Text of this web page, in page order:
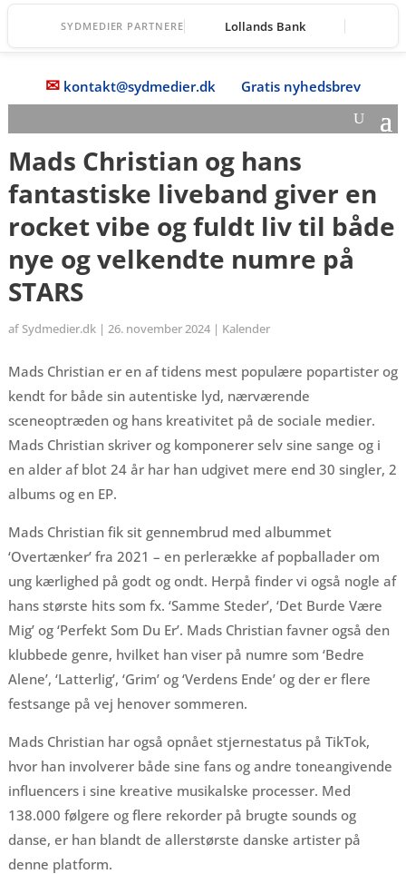
SYDMEDIER PARTNERE Lollands Bank
✉ kontakt@sydmedier.dk Gratis nyhedsbrev
Mads Christian og hans
fantastiske liveband giver en
rocket vibe og fuldt liv til både
nye og velkendte numre på
STARS
af Sydmedier.dk| 26. november 2024| Kalender
Mads Christian er en af tidens mest populære popartister og
kendt for både sin autentiske lyd, nærværende
sceneoptræden og hans kreativitet på de sociale medier.
Mads Christian skriver og komponerer selv sine sange og i
en alder af blot 24 år har han udgivet mere end 30 singler, 2
albums og en EP.
Mads Christian fik sit gennembrud med albummet
‘Overtænker’ fra 2021 – en perlerække af popballader om
ung kærlighed på godt og ondt. Herpå finder vi også nogle af
hans største hits som fx. ‘Samme Steder’, ‘Det Burde Være
Mig’ og ‘Perfekt Som Du Er’. Mads Christian favner også den
klubbede genre, hvilket han viser på numre som ‘Bedre
Alene’, ‘Latterlig’, ‘Grim’ og ‘Verdens Ende’ og der er flere
festsange på vej henover sommeren.
Mads Christian har også opnået stjernestatus på TikTok,
hvor han involverer både sine fans og andre toneangivende
influencers i sine kreative musikalske processer. Med
138.000 følgere og flere rekorder på brugte sounds og
danse, er han blandt de allerstørste danske artister på
denne platform.